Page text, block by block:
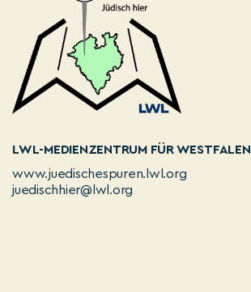
LWL-MEDIENZENTRUM FÜR WESTFALEN
www.juedischespuren.lwl.org
juedischhier@lwl.org